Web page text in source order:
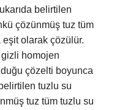
belirtilen
çözünmüş tuz tüm
olarak çözülür.
gizli homojen
çözelti boyunca
belirtilen tuzlu su
tuz tüm tuzlu su